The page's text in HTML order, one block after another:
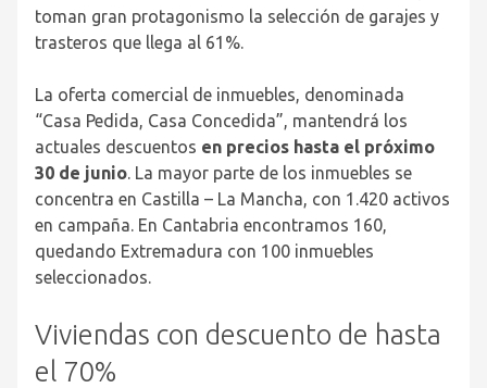
toman gran protagonismo la selección de garajes y
trasteros que llega al 61%.
La oferta comercial de inmuebles, denominada
“Casa Pedida, Casa Concedida”, mantendrá los
actuales descuentos en precios hasta el próximo
30 de junio. La mayor parte de los inmuebles se
concentra en Castilla – La Mancha, con 1.420 activos
en campaña. En Cantabria encontramos 160,
quedando Extremadura con 100 inmuebles
seleccionados.
Viviendas con descuento de hasta
el 70%